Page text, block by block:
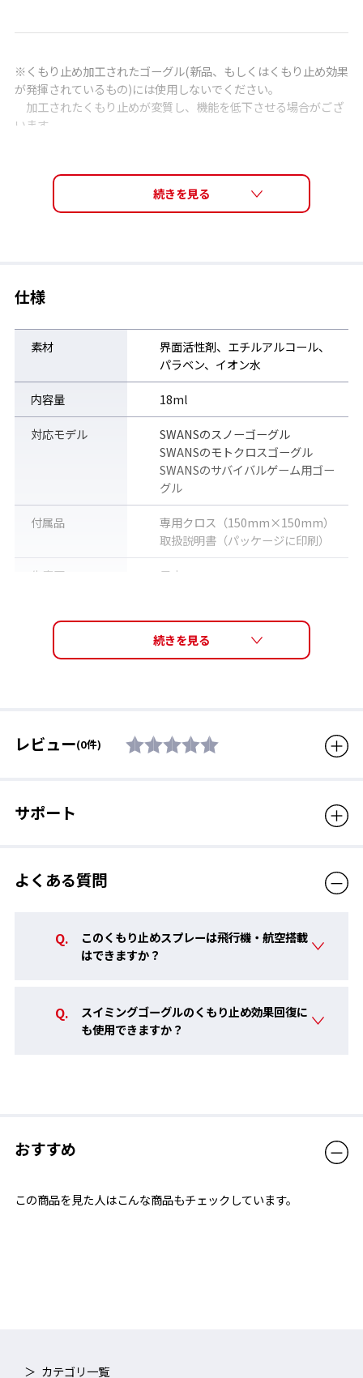
※くもり止め加工されたゴーグル(新品、もしくはくもり止め効果
が発揮されているもの)には使用しないでください。
加工されたくもり止めが変質し、機能を低下させる場合がござ
います。
※当社製品以外には、使用しないでください。
仕様
素材
界面活性剤、エチルアルコール、
パラベン、イオン水
内容量 18ml
対応モデル
SWANSのスノーゴーグル
SWANSのモトクロスゴーグル
SWANSのサバイバルゲーム用ゴー
グル
付属品
専用クロス（150mm×150mm）
取扱説明書（パッケージに印刷）
生産国 日本
て宅配便（佐川急便）で発送いた
します。普通郵便・メール便等での
郵送は承っておりません。
レビュー(0件)
サポート
よくある質問
このくもり止めスプレーは飛行機・航空搭載
はできますか？
スイミングゴーグルのくもり止め効果回復に
も使用できますか？
おすすめ
この商品を見た人はこんな商品もチェックしています。
カテゴリ一覧